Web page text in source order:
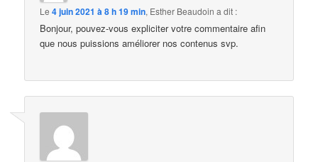
Le4 juin 2021 à 8 h 19 min, Esther Beaudoin a dit :
Bonjour, pouvez-vous expliciter votre commentaire afin
que nous puissions améliorer nos contenus svp.